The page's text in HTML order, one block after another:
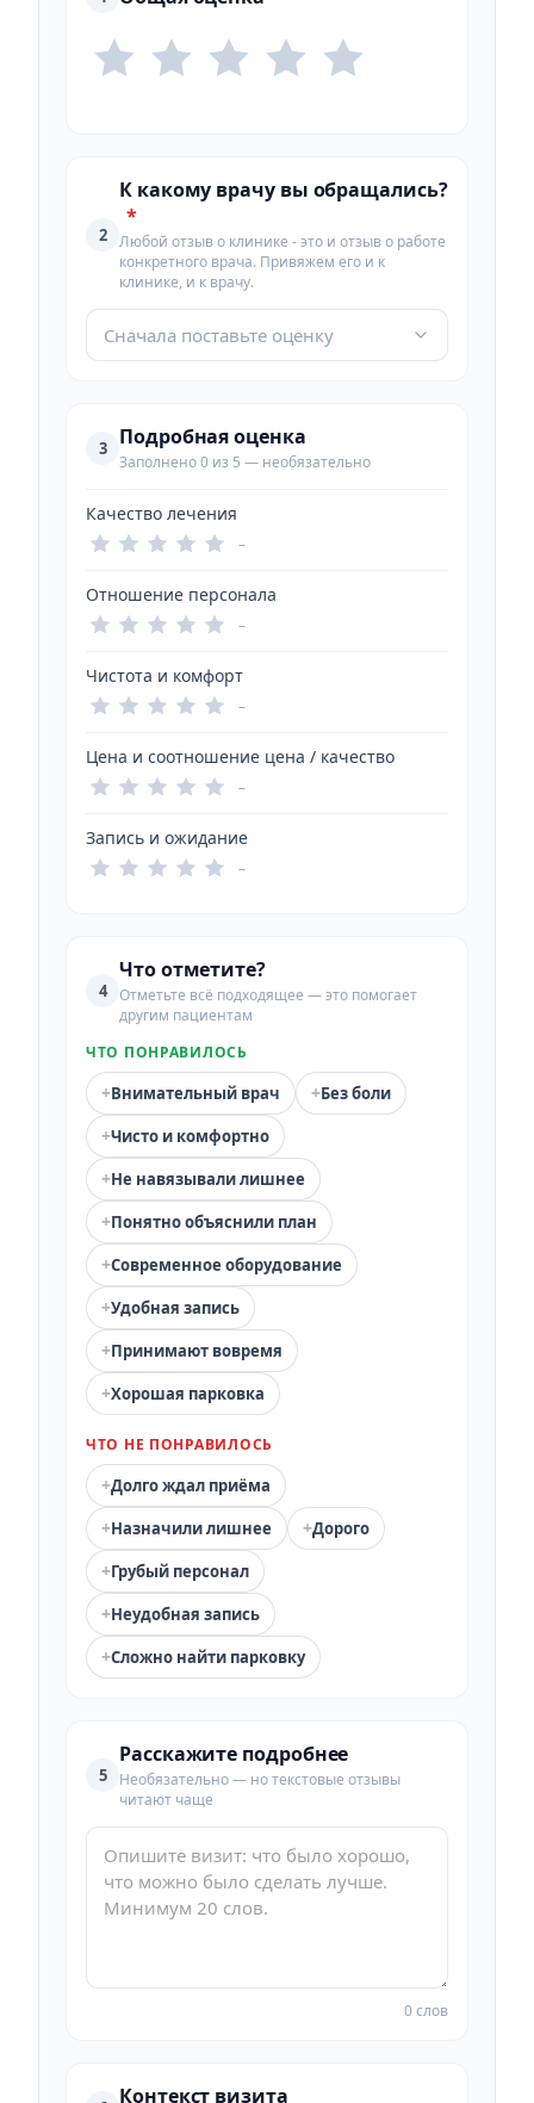
2
К какому врачу вы обращались?
*
Любой отзыв о клинике - это и отзыв о работе
конкретного врача. Привяжем его и к
клинике, и к врачу.
Сначала поставьте оценку
3 Подробная оценка
Заполнено 0 из 5 — необязательно
Качество лечения
–
Отношение персонала
–
Чистота и комфорт
–
Цена и соотношение цена / качество
–
Запись и ожидание
–
4
Что отметите?
Отметьте всё подходящее — это помогает
другим пациентам
ЧТО ПОНРАВИЛОСЬ
+Внимательный врач +Без боли
+Чисто и комфортно
+Не навязывали лишнее
+Понятно объяснили план
+Современное оборудование
+Удобная запись
+Принимают вовремя
+Хорошая парковка
ЧТО НЕ ПОНРАВИЛОСЬ
+Долго ждал приёма
+Назначили лишнее +Дорого
+Грубый персонал
+Неудобная запись
+Сложно найти парковку
5
Расскажите подробнее
Необязательно — но текстовые отзывы
читают чаще
0 слов
Контекст визита